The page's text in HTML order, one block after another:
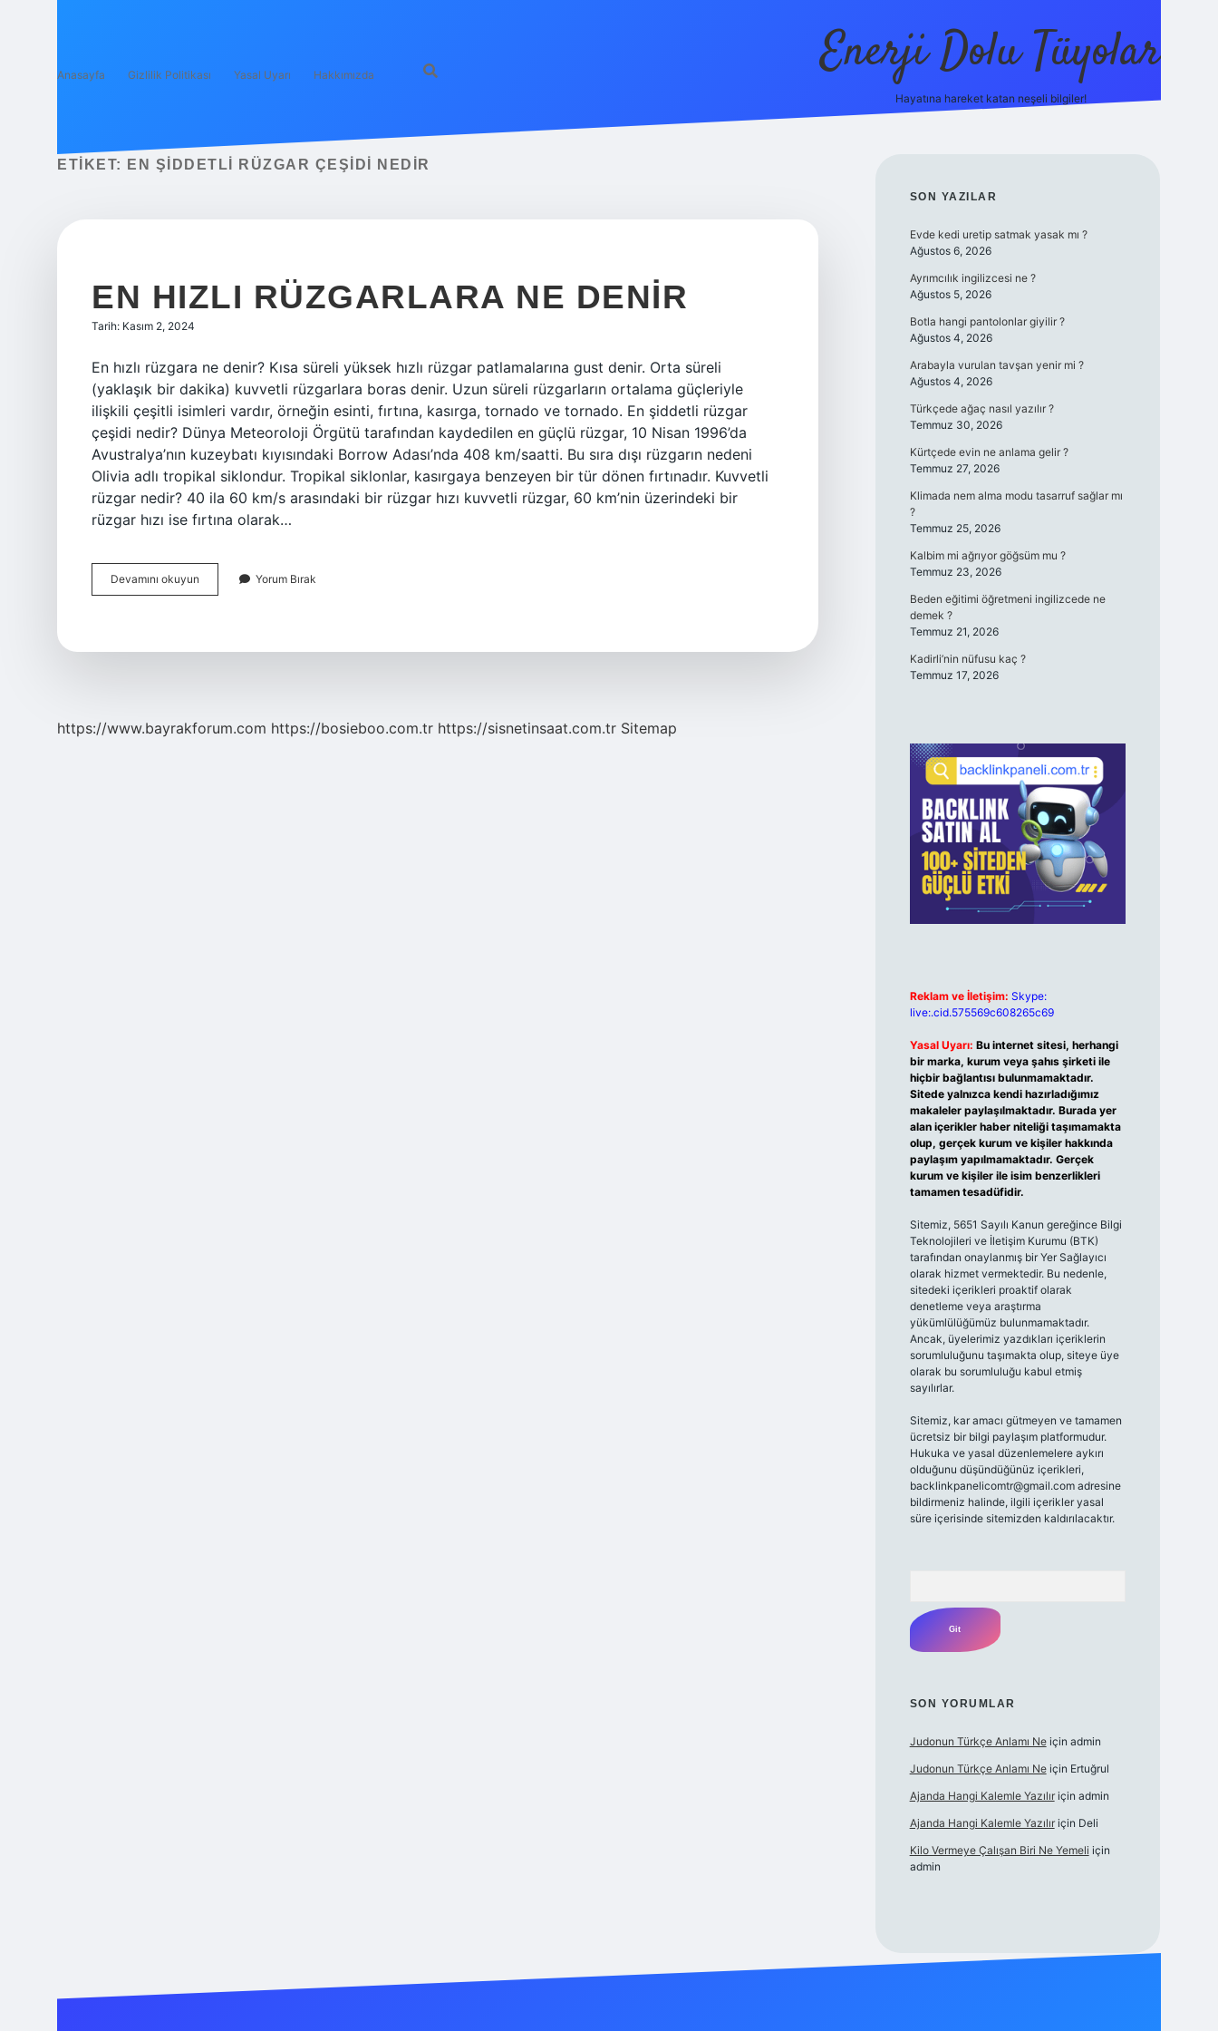
Anasayfa Gizlilik Politikası Yasal Uyarı Hakkımızda Enerji Dolu Tüyolar
Hayatına hareket katan neşeli bilgiler!
ETIKET: EN ŞIDDETLI RÜZGAR ÇEŞIDI NEDIR
EN HIZLI RÜZGARLARA NE DENIR
Tarih: Kasım 2, 2024
En hızlı rüzgara ne denir? Kısa süreli yüksek hızlı rüzgar patlamalarına gust denir. Orta süreli
(yaklaşık bir dakika) kuvvetli rüzgarlara boras denir. Uzun süreli rüzgarların ortalama güçleriyle
ilişkili çeşitli isimleri vardır, örneğin esinti, fırtına, kasırga, tornado ve tornado. En şiddetli rüzgar
çeşidi nedir? Dünya Meteoroloji Örgütü tarafından kaydedilen en güçlü rüzgar, 10 Nisan 1996’da
Avustralya’nın kuzeybatı kıyısındaki Borrow Adası’nda 408 km/saatti. Bu sıra dışı rüzgarın nedeni
Olivia adlı tropikal siklondur. Tropikal siklonlar, kasırgaya benzeyen bir tür dönen fırtınadır. Kuvvetli
rüzgar nedir? 40 ila 60 km/s arasındaki bir rüzgar hızı kuvvetli rüzgar, 60 km’nin üzerindeki bir
rüzgar hızı ise fırtına olarak…
Devamını okuyun
Hızlı
Yorum Bırak
https://www.bayrakforum.com https://bosieboo.com.tr https://sisnetinsaat.com.tr Sitemap
SIDEBAR
SON YAZILAR
Evde kedi uretip satmak yasak mı ?
Ağustos 6, 2026
Ayrımcılık ingilizcesi ne ?
Ağustos 5, 2026
Botla hangi pantolonlar giyilir ?
Ağustos 4, 2026
Arabayla vurulan tavşan yenir mi ?
Ağustos 4, 2026
Türkçede ağaç nasıl yazılır ?
Temmuz 30, 2026
Kürtçede evin ne anlama gelir ?
Temmuz 27, 2026
Klimada nem alma modu tasarruf sağlar mı
?
Temmuz 25, 2026
Kalbim mi ağrıyor göğsüm mu ?
Temmuz 23, 2026
Beden eğitimi öğretmeni ingilizcede ne
demek ?
Temmuz 21, 2026
Kadirli’nin nüfusu kaç ?
Temmuz 17, 2026
Reklam ve İletişim: Skype:
live:.cid.575569c608265c69
Yasal Uyarı: Bu internet sitesi, herhangi
bir marka, kurum veya şahıs şirketi ile
hiçbir bağlantısı bulunmamaktadır.
Sitede yalnızca kendi hazırladığımız
makaleler paylaşılmaktadır. Burada yer
alan içerikler haber niteliği taşımamakta
olup, gerçek kurum ve kişiler hakkında
paylaşım yapılmamaktadır. Gerçek
kurum ve kişiler ile isim benzerlikleri
tamamen tesadüfidir.
Sitemiz, 5651 Sayılı Kanun gereğince Bilgi
Teknolojileri ve İletişim Kurumu (BTK)
tarafından onaylanmış bir Yer Sağlayıcı
olarak hizmet vermektedir. Bu nedenle,
sitedeki içerikleri proaktif olarak
denetleme veya araştırma
yükümlülüğümüz bulunmamaktadır.
Ancak, üyelerimiz yazdıkları içeriklerin
sorumluluğunu taşımakta olup, siteye üye
olarak bu sorumluluğu kabul etmiş
sayılırlar.
Sitemiz, kar amacı gütmeyen ve tamamen
ücretsiz bir bilgi paylaşım platformudur.
Hukuka ve yasal düzenlemelere aykırı
olduğunu düşündüğünüz içerikleri,
backlinkpanelicomtr@gmail.comadresine
bildirmeniz halinde, ilgili içerikler yasal
süre içerisinde sitemizden kaldırılacaktır.
SON YORUMLAR
Judonun Türkçe Anlamı Neiçin admin
Judonun Türkçe Anlamı Neiçin Ertuğrul
Ajanda Hangi Kalemle Yazılıriçin admin
Ajanda Hangi Kalemle Yazılıriçin Deli
Kilo Vermeye Çalışan Biri Ne Yemeli için
admin